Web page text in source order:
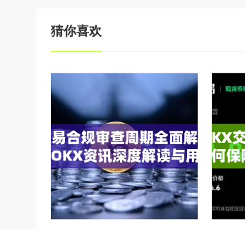
猜你喜欢